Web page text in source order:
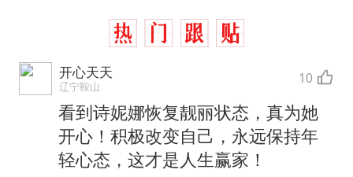
开心天天
辽宁鞍山 10
看到诗妮娜恢复靓丽状态，真为她
开心！积极改变自己，永远保持年
轻心态，这才是人生赢家！